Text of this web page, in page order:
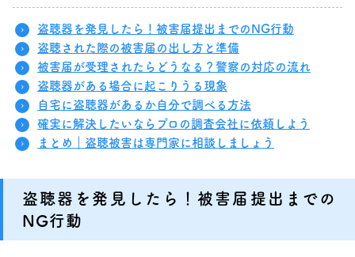
盗聴器を発見したら！被害届提出までのNG行動
盗聴された際の被害届の出し方と準備
被害届が受理されたらどうなる？警察の対応の流れ
盗聴器がある場合に起こりうる現象
自宅に盗聴器があるか自分で調べる方法
確実に解決したいならプロの調査会社に依頼しよう
まとめ｜盗聴被害は専門家に相談しましょう
盗聴器を発見したら！被害届提出までの
NG行動